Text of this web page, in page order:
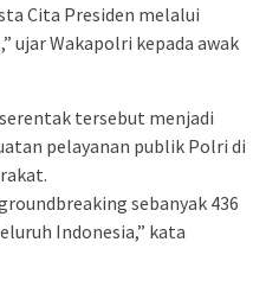
Cita Presiden melalui
ujar Wakapolri kepada awak
tersebut menjadi
pelayanan publik Polri di
sebanyak 436
Indonesia,” kata